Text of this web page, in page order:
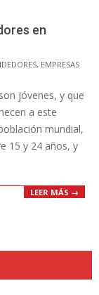
en
, EMPRESAS
jóvenes, y que
a este
mundial,
15 y 24 años, y
LEER MÁS →